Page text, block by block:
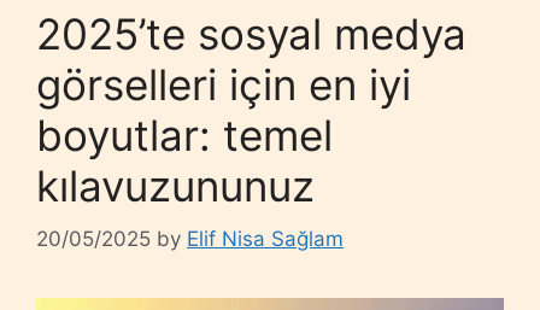
2025’te sosyal medya
görselleri için en iyi
boyutlar: temel
kılavuzununuz
20/05/2025 by Elif Nisa Sağlam